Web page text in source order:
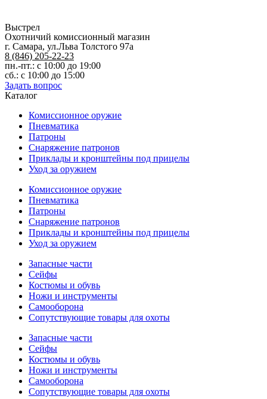
Выстрел
Охотничий комиссионный магазин
г. Самара, ул.Льва Толстого 97а
8 (846) 205-22-23
пн.-пт.: с 10:00 до 19:00
сб.: с 10:00 до 15:00
Задать вопрос
Каталог
Комиссионное оружие
Пневматика
Патроны
Снаряжение патронов
Приклады и кронштейны под прицелы
Уход за оружием
Комиссионное оружие
Пневматика
Патроны
Снаряжение патронов
Приклады и кронштейны под прицелы
Уход за оружием
Запасные части
Сейфы
Костюмы и обувь
Ножи и инструменты
Самооборона
Сопутствующие товары для охоты
Запасные части
Сейфы
Костюмы и обувь
Ножи и инструменты
Самооборона
Сопутствующие товары для охоты